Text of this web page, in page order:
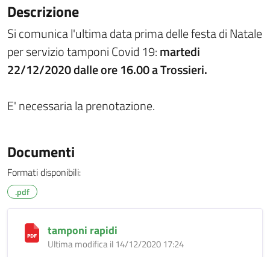
Descrizione
Si comunica l'ultima data prima delle festa di Natale
per servizio tamponi Covid 19:martedi
22/12/2020 dalle ore 16.00 a Trossieri.
E' necessaria la prenotazione.
Documenti
Formati disponibili:
.pdf
tamponi rapidi
Ultima modifica il 14/12/2020 17:24